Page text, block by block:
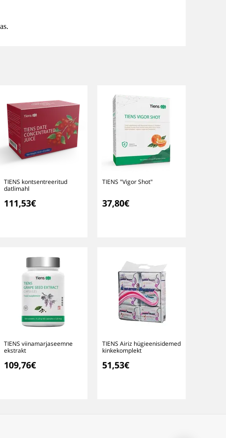
TIENS kontsentreeritud
datlimahl
111,53€
TIENS "Vigor Shot"
37,80€
TIENS viinamarjaseemne
ekstrakt
109,76€
TIENS Airiz hügieenisidemed
kinkekomplekt
51,53€